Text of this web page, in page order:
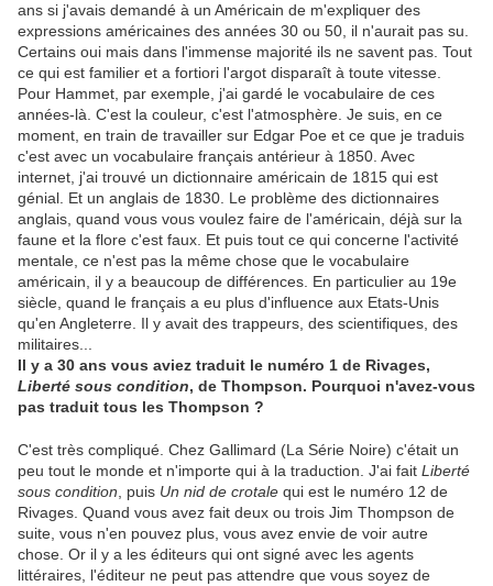
ans si j'avais demandé à un Américain de m'expliquer des
expressions américaines des années 30 ou 50, il n'aurait pas su.
Certains oui mais dans l'immense majorité ils ne savent pas. Tout
ce qui est familier et a fortiori l'argot disparaît à toute vitesse.
Pour Hammet, par exemple, j'ai gardé le vocabulaire de ces
années-là. C'est la couleur, c'est l'atmosphère. Je suis, en ce
moment, en train de travailler sur Edgar Poe et ce que je traduis
c'est avec un vocabulaire français antérieur à 1850. Avec
internet, j'ai trouvé un dictionnaire américain de 1815 qui est
génial. Et un anglais de 1830. Le problème des dictionnaires
anglais, quand vous vous voulez faire de l'américain, déjà sur la
faune et la flore c'est faux. Et puis tout ce qui concerne l'activité
mentale, ce n'est pas la même chose que le vocabulaire
américain, il y a beaucoup de différences. En particulier au 19e
siècle, quand le français a eu plus d'influence aux Etats-Unis
qu'en Angleterre. Il y avait des trappeurs, des scientifiques, des
militaires...
Il y a 30 ans vous aviez traduit le numéro 1 de Rivages,
Liberté sous condition, de Thompson. Pourquoi n'avez-vous
pas traduit tous les Thompson ?
C'est très compliqué. Chez Gallimard (La Série Noire) c'était un
peu tout le monde et n'importe qui à la traduction. J'ai fait Liberté
sous condition , puis Un nid de crotale qui est le numéro 12 de
Rivages. Quand vous avez fait deux ou trois Jim Thompson de
suite, vous n'en pouvez plus, vous avez envie de voir autre
chose. Or il y a les éditeurs qui ont signé avec les agents
littéraires, l'éditeur ne peut pas attendre que vous soyez de